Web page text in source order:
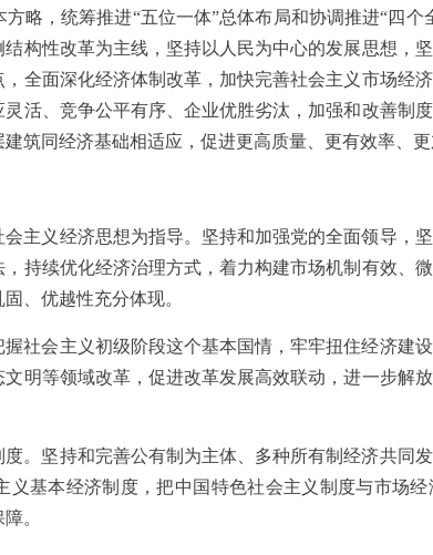
略，统筹推进“五位一体”总体布局和协调推进“四
构性改革为主线，坚持以人民为中心的发展思想，
全面深化经济体制改革，加快完善社会主义市场经
活、竞争公平有序、企业优胜劣汰，加强和改善制
筑同经济基础相适应，促进更高质量、更有效率、更
主义经济思想为指导。坚持和加强党的全面领导，坚
持续优化经济治理方式，着力构建市场机制有效、
、优越性充分体现。
社会主义初级阶段这个基本国情，牢牢扭住经济建设
明等领域改革，促进改革发展高效联动，进一步解
。坚持和完善公有制为主体、多种所有制经济共同
义基本经济制度，把中国特色社会主义制度与市场
。